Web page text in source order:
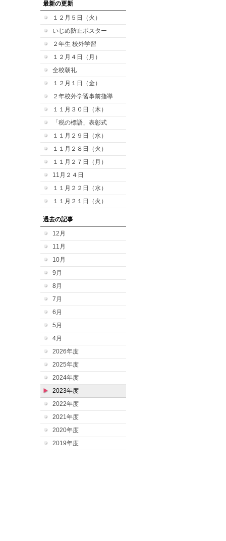
最新の更新
１２月５日（火）
いじめ防止ポスター
２年生 校外学習
１２月４日（月）
全校朝礼
１２月１日（金）
２年校外学習事前指導
１１月３０日（木）
「税の標語」表彰式
１１月２９日（水）
１１月２８日（火）
１１月２７日（月）
11月２４日
１１月２２日（水）
１１月２１日（火）
過去の記事
12月
11月
10月
9月
8月
7月
6月
5月
4月
2026年度
2025年度
2024年度
2023年度
2022年度
2021年度
2020年度
2019年度